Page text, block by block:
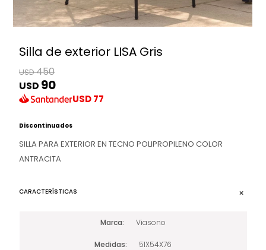
Silla de exterior LISA Gris
USD450
USD 90
USD77
Discontinuados
SILLA PARA EXTERIOR EN TECNO POLIPROPILENO COLOR
ANTRACITA
CARACTERÍSTICAS
Marca Viasono
Medidas 51X54X76